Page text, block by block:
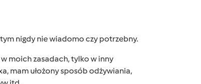
nigdy nie wiadomo czy potrzebny.
moich zasadach, tylko w inny
mam ułożony sposób odżywiania,